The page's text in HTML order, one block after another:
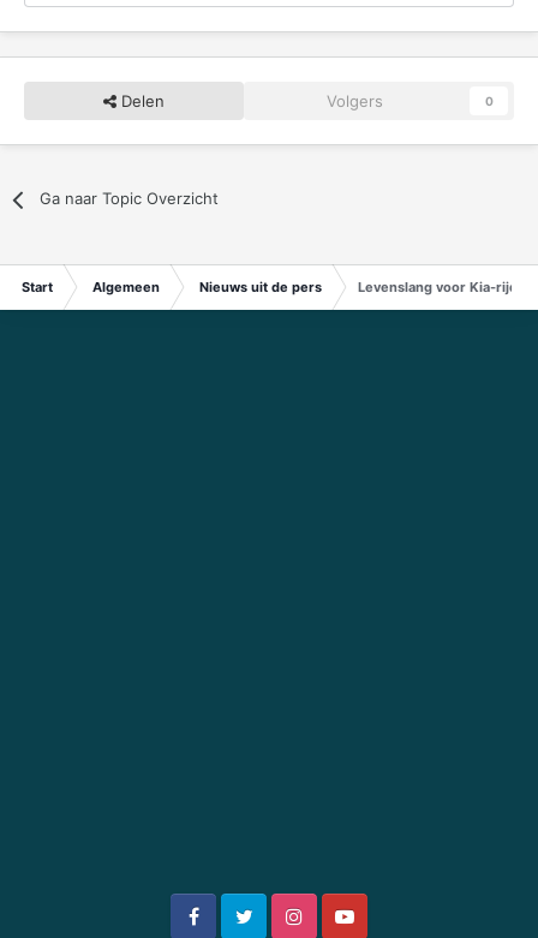
Delen Volgers 0
Ga naar Topic Overzicht
Start Algemeen Nieuws uit de pers Levenslang voor Kia-rijders